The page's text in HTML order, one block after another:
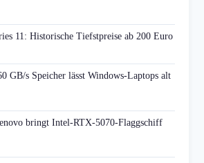
11: Historische Tiefstpreise ab 200 Euro
GB/s Speicher lässt Windows-Laptops alt
bringt Intel-RTX-5070-Flaggschiff